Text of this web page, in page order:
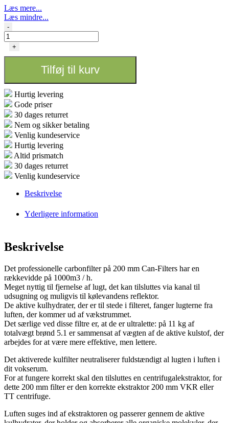
Læs mere...
Læs mindre...
CAN-
LITE
FILTER
1000m3
antal
-
+
Tilføj til kurv
Hurtig levering
Gode priser
30 dages returret
Nem og sikker betaling
Venlig kundeservice
Hurtig levering
Altid prismatch
30 dages returret
Venlig kundeservice
Beskrivelse
Yderligere information
Beskrivelse
Det professionelle carbonfilter på 200 mm Can-Filters har en
rækkevidde på 1000m3 / h.
Meget nyttig til fjernelse af lugt, det kan tilsluttes via kanal til
udsugning og muligvis til kølevandens reflektor.
De aktive kulhydrater, der er til stede i filteret, fanger lugterne fra
luften, der kommer ud af vækstrummet.
Det særlige ved disse filtre er, at de er ultralette: på 11 kg af
totalvægt brønd 5.1 er sammensat af vægten af ​​de aktive kulstof, der
arbejdes for at være mere effektive, men lettere.
Det aktiverede kulfilter neutraliserer fuldstændigt al lugten i luften i
dit vokserum.
For at fungere korrekt skal den tilsluttes en centrifugalekstraktor, for
dette 200 mm filter er den korrekte ekstraktor 200 mm VKR eller
TT centrifuge.
Luften suges ind af ekstraktoren og passerer gennem de aktive